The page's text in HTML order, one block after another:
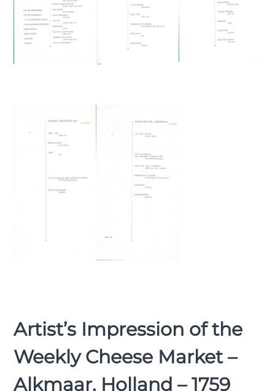
Artist’s Impression of the
Weekly Cheese Market –
Alkmaar, Holland – 1759